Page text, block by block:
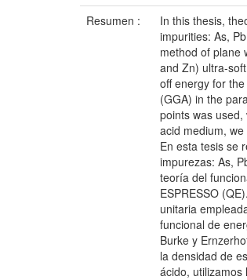
Resumen :
In this thesis,
impurities: As,
method of plane
and Zn) ultra-
off energy for
(GGA) in the
points was
acid medium,
En esta tesis se
impurezas: As,
teoría del
ESPRESSO
unitaria
funcional de
Burke y
la densidad de
ácido, utilizamos